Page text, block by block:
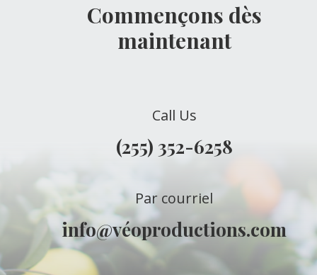
Commençons dès
maintenant
Call Us
(255) 352-6258
Par courriel
info@véoproductions.com